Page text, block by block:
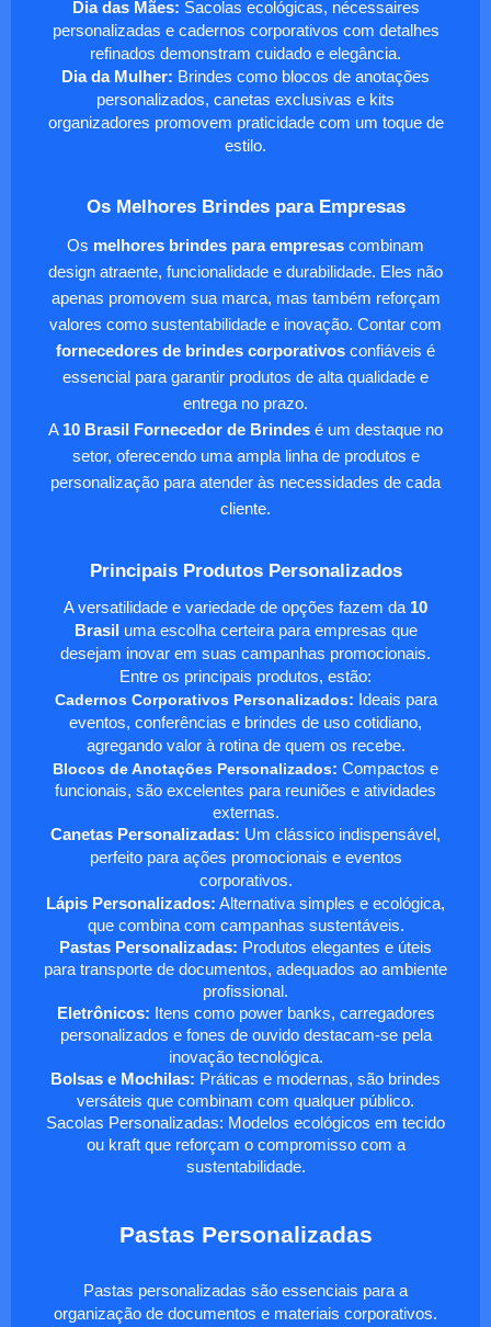
Dia das Mães: Sacolas ecológicas, nécessaires
personalizadas e cadernos corporativos com detalhes
refinados demonstram cuidado e elegância.
Dia da Mulher: Brindes como blocos de anotações
personalizados, canetas exclusivas e kits
organizadores promovem praticidade com um toque de
estilo.
Os Melhores Brindes para Empresas
Os melhores brindes para empresas combinam
design atraente, funcionalidade e durabilidade. Eles não
apenas promovem sua marca, mas também reforçam
valores como sustentabilidade e inovação. Contar com
fornecedores de brindes corporativos confiáveis é
essencial para garantir produtos de alta qualidade e
entrega no prazo.
A 10 Brasil Fornecedor de Brindes é um destaque no
setor, oferecendo uma ampla linha de produtos e
personalização para atender às necessidades de cada
cliente.
Principais Produtos Personalizados
A versatilidade e variedade de opções fazem da 10
Brasil uma escolha certeira para empresas que
desejam inovar em suas campanhas promocionais.
Entre os principais produtos, estão:
Cadernos Corporativos Personalizados: Ideais para
eventos, conferências e brindes de uso cotidiano,
agregando valor à rotina de quem os recebe.
Blocos de Anotações Personalizados: Compactos e
funcionais, são excelentes para reuniões e atividades
externas.
Canetas Personalizadas: Um clássico indispensável,
perfeito para ações promocionais e eventos
corporativos.
Lápis Personalizados: Alternativa simples e ecológica,
que combina com campanhas sustentáveis.
Pastas Personalizadas: Produtos elegantes e úteis
para transporte de documentos, adequados ao ambiente
profissional.
Eletrônicos: Itens como power banks, carregadores
personalizados e fones de ouvido destacam-se pela
inovação tecnológica.
Bolsas e Mochilas: Práticas e modernas, são brindes
versáteis que combinam com qualquer público.
Sacolas Personalizadas: Modelos ecológicos em tecido
ou kraft que reforçam o compromisso com a
sustentabilidade.
Pastas Personalizadas
Pastas personalizadas são essenciais para a
organização de documentos e materiais corporativos.